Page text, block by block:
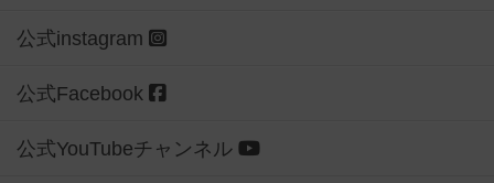
公式instagram
公式Facebook
公式YouTubeチャンネル